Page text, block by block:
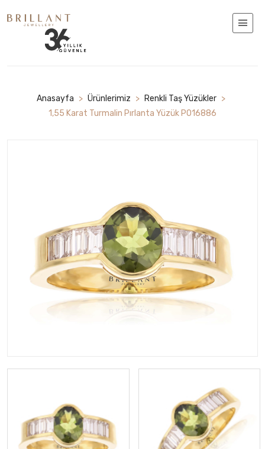
Anasayfa > Ürünlerimiz > Renkli Taş Yüzükler >
1,55 Karat Turmalin Pırlanta Yüzük P016886